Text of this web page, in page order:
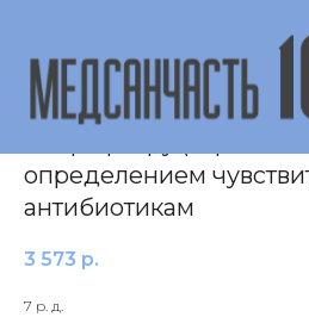
Посев раневого
определением
антибиотикам
3 573 р.
7 р. д.